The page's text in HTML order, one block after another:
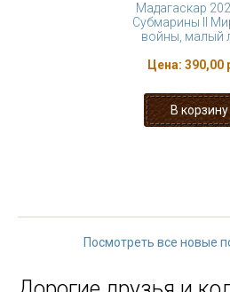
Мадагаскар
Субмарины II
войны, малый
Цена: 390,00
Посмотреть все новые